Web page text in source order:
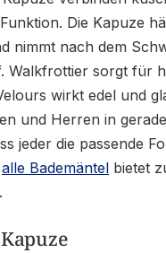
Die Kapuze
nimmt nach dem
Walkfrottier sorgt für
wirkt edel und
und Herren in
jeder die passende
alle Bademäntel bietet